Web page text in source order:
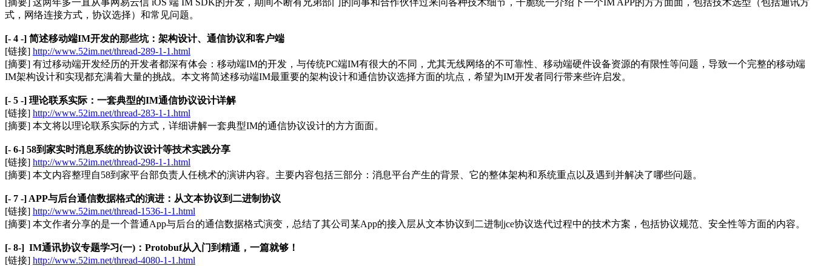
式，网络连接方式，协议选择）和常见问题。
[- 4 -] 简述移动端IM开发的那些坑：架构设计、通信协议和客户端
[链接] http://www.52im.net/thread-289-1-1.html
[摘要] 有过移动端开发经历的开发者都深有体会：移动端IM的开发，与传统PC端IM有很大的不同，尤其无线网络的不可靠性、移动端硬件设备资源的有限性等问题，导致一个完整的移动端
IM架构设计和实现都充满着大量的挑战。本文将简述移动端IM最重要的架构设计和通信协议选择方面的坑点，希望为IM开发者同行带来些许启发。
[- 5 -] 理论联系实际：一套典型的IM通信协议设计详解
[链接] http://www.52im.net/thread-283-1-1.html
[摘要] 本文将以理论联系实际的方式，详细讲解一套典型IM的通信协议设计的方方面面。
[- 6-] 58到家实时消息系统的协议设计等技术实践分享
[链接] http://www.52im.net/thread-298-1-1.html
[摘要] 本文内容整理自58到家平台部负责人任桃术的演讲内容。主要内容包括三部分：消息平台产生的背景、它的整体架构和系统重点以及遇到并解决了哪些问题。
[- 7 -] APP与后台通信数据格式的演进：从文本协议到二进制协议
[链接] http://www.52im.net/thread-1536-1-1.html
[摘要] 本文作者分享的是一个普通App与后台的通信数据格式演变，总结了其公司某App的接入层从文本协议到二进制jce协议迭代过程中的技术方案，包括协议规范、安全性等方面的内容。
[- 8-] IM通讯协议专题学习(一)：Protobuf从入门到精通，一篇就够！
[链接] http://www.52im.net/thread-4080-1-1.html